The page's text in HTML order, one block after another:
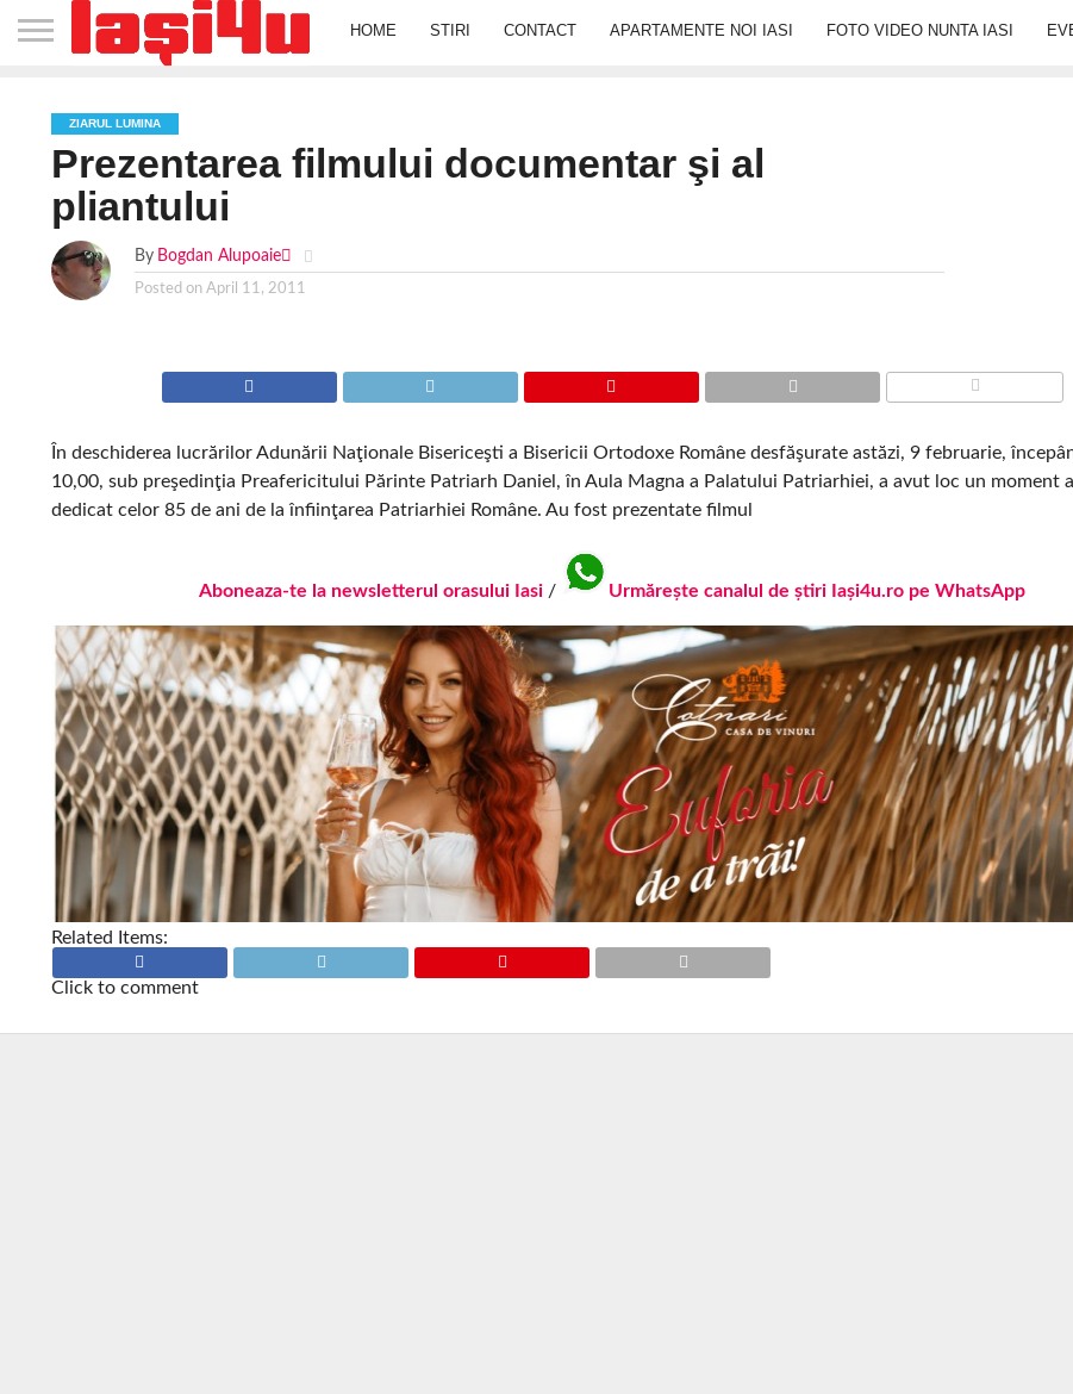
HOME STIRI CONTACT APARTAMENTE NOI IASI FOTO VIDEO NUNTA IASI
ZIARUL LUMINA
Prezentarea filmului documentar şi al
pliantului
By Bogdan Alupoaie
Posted on April 11, 2011
În deschiderea lucrărilor Adunării Naţionale Bisericeşti a Bisericii Ortodoxe Române desfăşurate astăzi, 9 februarie,
10,00, sub preşedinţia Preafericitului Părinte Patriarh Daniel, în Aula Magna a Palatului Patriarhiei, a avut loc un moment
dedicat celor 85 de ani de la înfiinţarea Patriarhiei Române. Au fost prezentate filmul
Aboneaza-te la newsletterul orasului Iasi / Urmărește canalul de știri Iași4u.ro pe WhatsApp
Related Items:
Click to comment